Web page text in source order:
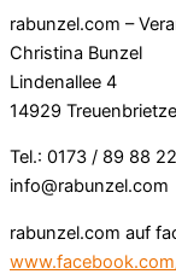
rabunzel.com –
Christina Bunzel
Lindenallee 4
14929
Tel.: 0173 / 89 88
info@rabunzel.com
rabunzel.com auf